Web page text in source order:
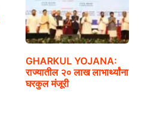
GHARKUL YOJANA:
राज्यातील २० लाख लाभार्थ्यांना
घरकुल मंजूरी